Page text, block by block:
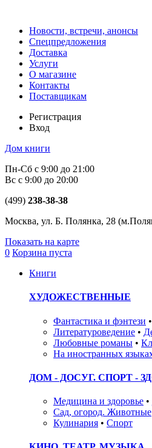
Новости, встречи, анонсы
Спецпредложения
Доставка
Услуги
О магазине
Контакты
Поставщикам
Регистрация
Вход
Дом книги
Пн-Сб с 9:00 до 21:00
Вс с 9:00 до 20:00
(499) 238-38-38
Москва, ул. Б. Полянка, 28
Показать на карте
0 Корзина пуста
Книги
ХУДОЖЕСТВЕННЫЕ
Фантастика и фэнтези •
Литературоведение •
Любовные романы •
На иностранных
ДОМ - ДОСУГ. СПОРТ -
Медицина и здоровье •
Сад, огород. Животные
Кулинария • Спорт